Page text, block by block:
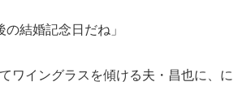
の結婚記念日だね」
ワイングラスを傾ける夫・昌也に、に